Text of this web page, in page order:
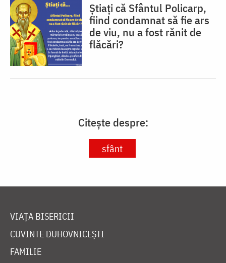
Știați că Sfântul Policarp,
fiind condamnat să fie ars
de viu, nu a fost rănit de
flăcări?
Citește despre:
sfânt
VIAȚA BISERICII
CUVINTE DUHOVNICEȘTI
FAMILIE